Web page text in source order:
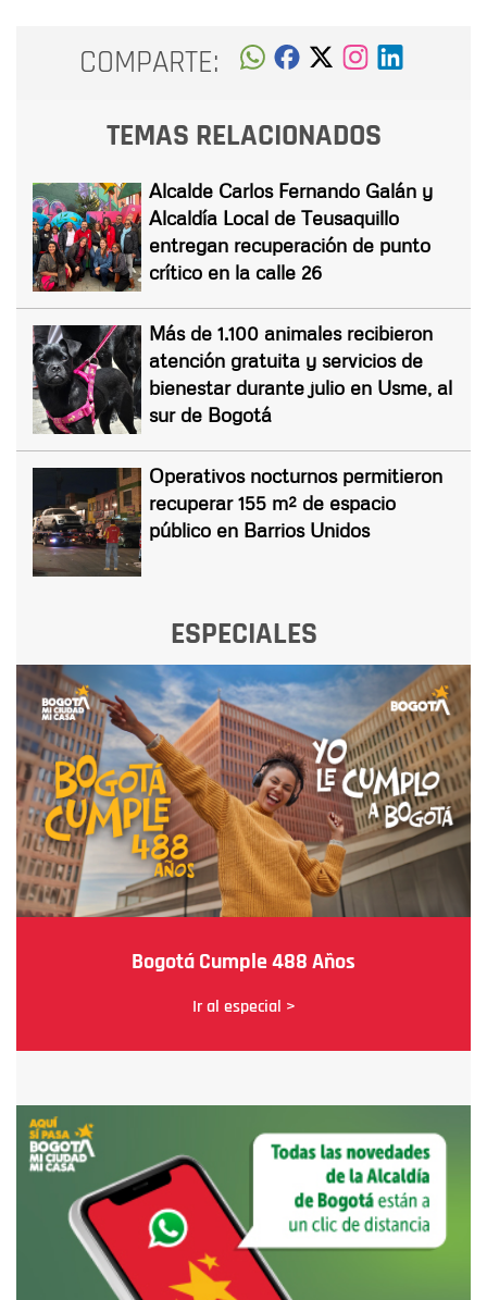
COMPARTE:
TEMAS RELACIONADOS
Alcalde Carlos Fernando Galán y
Alcaldía Local de Teusaquillo
entregan recuperación de punto
crítico en la calle 26
Más de 1.100 animales recibieron
atención gratuita y servicios de
bienestar durante julio en Usme, al
sur de Bogotá
Operativos nocturnos permitieron
recuperar 155 m² de espacio
público en Barrios Unidos
ESPECIALES
Bogotá Cumple 488 Años
Ir al especial >